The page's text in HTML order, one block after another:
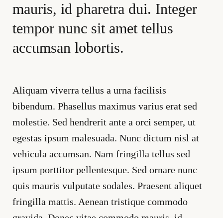
mauris, id pharetra dui. Integer
tempor nunc sit amet tellus
accumsan lobortis.
Aliquam viverra tellus a urna facilisis
bibendum. Phasellus maximus varius erat sed
molestie. Sed hendrerit ante a orci semper, ut
egestas ipsum malesuada. Nunc dictum nisl at
vehicula accumsan. Nam fringilla tellus sed
ipsum porttitor pellentesque. Sed ornare nunc
quis mauris vulputate sodales. Praesent aliquet
fringilla mattis. Aenean tristique commodo